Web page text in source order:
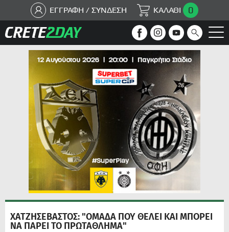
ΕΓΓΡΑΦΗ / ΣΥΝΔΕΣΗ ΚΑΛΑΘΙ 0
ΧΑΤΖΗΣΕΒΑΣΤΟΣ: "ΟΜΑΔΑ ΠΟΥ ΘΕΛΕΙ ΚΑΙ ΜΠΟΡΕΙ
ΝΑ ΠΑΡΕΙ ΤΟ ΠΡΩΤΑΘΛΗΜΑ"